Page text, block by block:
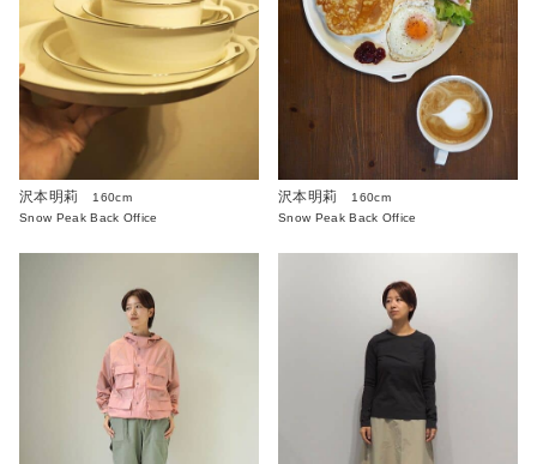
沢本明莉
160cm
Snow Peak Back Office
沢本明莉
160cm
Snow Peak Back Office